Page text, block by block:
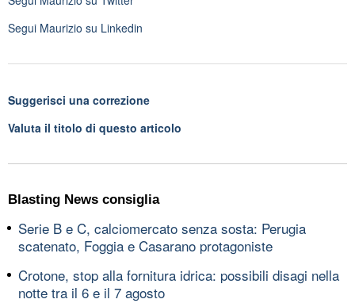
Segui Maurizio su Linkedin
Suggerisci una correzione
Valuta il titolo di questo articolo
Blasting News consiglia
Serie B e C, calciomercato senza sosta: Perugia
scatenato, Foggia e Casarano protagoniste
Crotone, stop alla fornitura idrica: possibili disagi nella
notte tra il 6 e il 7 agosto